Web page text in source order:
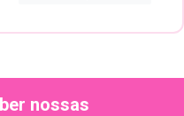
nossas